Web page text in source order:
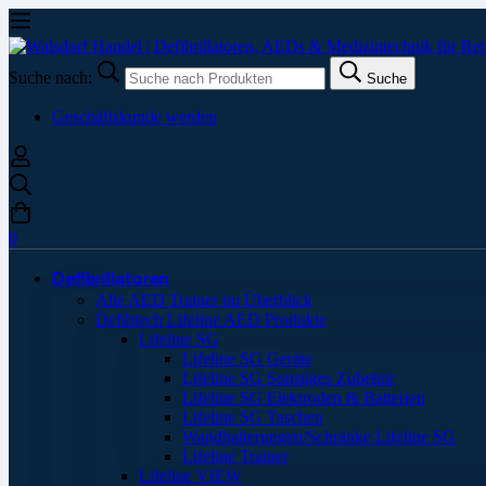
Suche nach: Suche
Geschäftskunde werden
0
Defibrillatoren
Alle AED Trainer im Überblick
Defibtech Lifeline AED Produkte
Lifeline SG
Lifeline SG Geräte
Lifeline SG Sonstiges Zubehör
Lifeline SG Elektroden & Batterien
Lifeline SG Taschen
Wandhalterungen/Schränke Lifeline SG
Lifeline Trainer
Lifeline VIEW